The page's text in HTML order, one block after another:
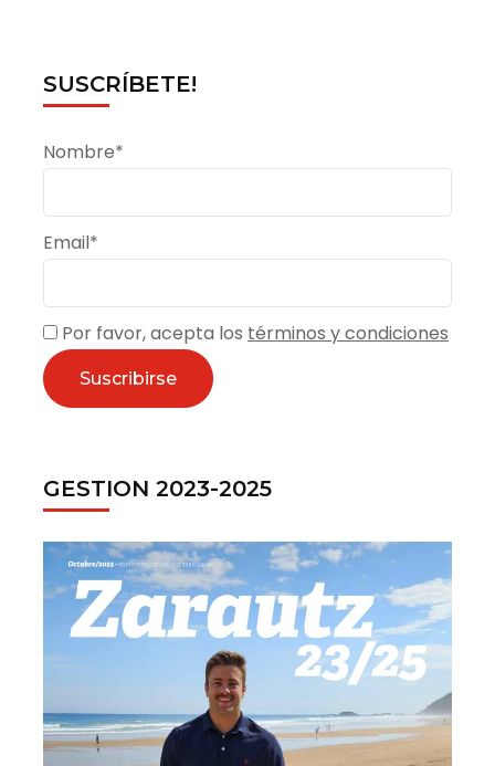
SUSCRÍBETE!
Nombre*
Email*
Por favor, acepta los términos y condiciones
GESTION 2023-2025